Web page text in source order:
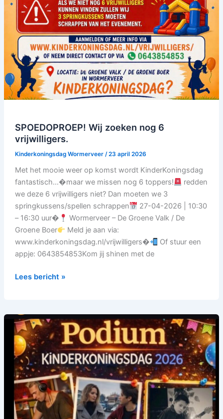
SPOEDOPROEP! Wij zoeken nog 6
vrijwilligers.
Kinderkoningsdag Wormerveer /23 april 2026
Met het mooie weer op komst wordt KinderKoningsdag
fantastisch…�maar we missen nog 6 toppers!
redden
we deze 6 vrijwilligers niet? Dan moeten we 3
springkussens/spellen schrappen
27-04-2026 | 10:30
– 16:30 uur�
Wormerveer – De Groene Valk / De
Groene Boer
Meld je aan via:
www.kinderkoningsdag.nl/vrijwilligers�
Of stuur een
appje: 0643854853Kom jij shinen met de
Lees bericht »
MUZIKANTEN
&
OPTREDENS
OP
ONS
PODIUM!